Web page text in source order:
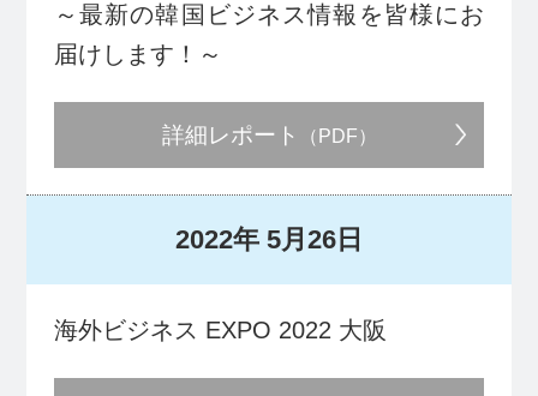
～最新の韓国ビジネス情報を皆様にお
届けします！～
詳細レポート （PDF）
2022年 5月26日
海外ビジネス EXPO 2022 大阪